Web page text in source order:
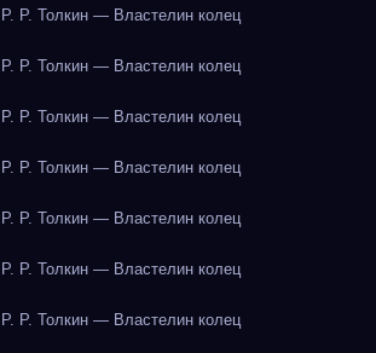
Р. Толкин — Властелин колец
Р. Толкин — Властелин колец
Р. Толкин — Властелин колец
Р. Толкин — Властелин колец
Р. Толкин — Властелин колец
Р. Толкин — Властелин колец
Р. Толкин — Властелин колец